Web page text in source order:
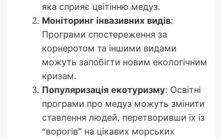
яка сприяє цвітінню медуз.
Моніторинг інвазивних видів:
Програми спостереження за
корнеротом та іншими видами
можуть запобігти новим екологічним
кризам.
Популяризація екотуризму: Освітні
програми про медуз можуть змінити
ставлення людей, перетворивши їх із
“ворогів” на цікавих морських